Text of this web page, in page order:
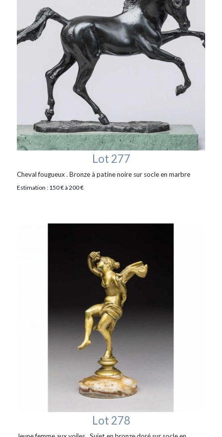
Lot 277
Cheval fougueux . Bronze à patine noire sur socle en marbre
Estimation : 150 € à 200 €
Lot 278